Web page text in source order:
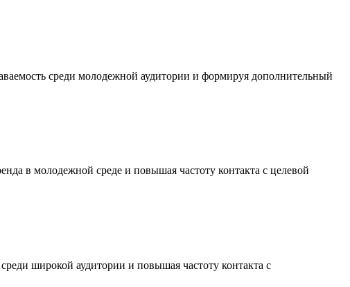
среди молодежной аудитории и формируя дополнительный
в молодежной среде и повышая частоту контакта с целевой
широкой аудитории и повышая частоту контакта с